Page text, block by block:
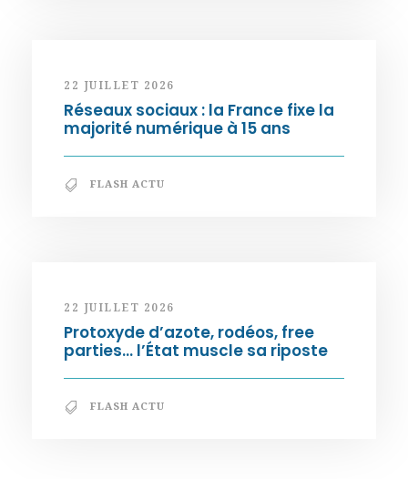
22 JUILLET 2026
Réseaux sociaux : la France fixe la
majorité numérique à 15 ans
FLASH ACTU
22 JUILLET 2026
Protoxyde d’azote, rodéos, free
parties… l’État muscle sa riposte
FLASH ACTU